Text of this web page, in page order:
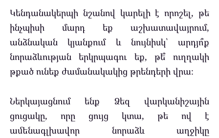
Կենդանակերպի նշանով կարելի է որոշել, թե
ինչպիսի մարդ եք աշխատավայրում,
անձնական կյանքում և նույնիսկ՝ արդյո՞ք
նորաձևության երկրպագու եք, թե՞ ուղղակի
թքած ունեք ժամանակակից թրենդերի վրա։
Ներկայացնում ենք Ձեզ վարկանիշային
ցուցակը, որը ցույց կտա, թե ով է
ամենագլխավոր նորաձև աղջիկը